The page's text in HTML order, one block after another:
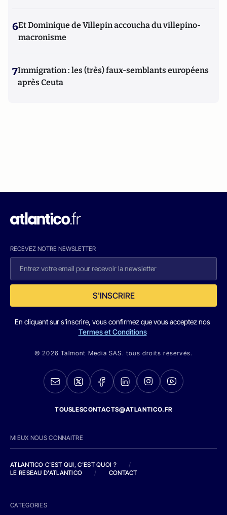
6Et Dominique de Villepin accoucha du villepino-
macronisme
7Immigration : les (très) faux-semblants européens
après Ceuta
RECEVEZ NOTRE NEWSLETTER
S'INSCRIRE
En cliquant sur s'inscrire, vous confirmez que vous acceptez nos
Termes et Conditions
© 2026 Talmont Media SAS. tous droits réservés.
TOUSLESCONTACTS@ATLANTICO.FR
MIEUX NOUS CONNAITRE
ATLANTICO C'EST QUI, C'EST QUOI ?
/
LE RESEAU D'ATLANTICO
/ CONTACT
CATEGORIES